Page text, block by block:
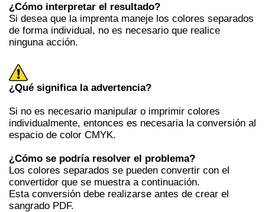
¿Cómo interpretar el resultado?
Si desea que la imprenta maneje los colores separados
de forma individual, no es necesario que realice
ninguna acción.
¿Qué significa la advertencia?
Si no es necesario manipular o imprimir colores
individualmente, entonces es necesaria la conversión al
espacio de color CMYK.
¿Cómo se podría resolver el problema?
Los colores separados se pueden convertir con el
convertidor que se muestra a continuación.
Esta conversión debe realizarse antes de crear el
sangrado PDF.